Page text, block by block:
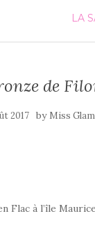
LA
de
2017 by Miss
Flac à l’île